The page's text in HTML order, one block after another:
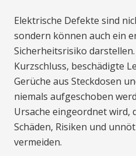
Elektrische Defekte sind
sondern können auch ein
Sicherheitsrisiko
Kurzschluss, beschädigte
Gerüche aus Steckdosen
niemals aufgeschoben
Ursache eingeordnet wird,
Schäden, Risiken und
vermeiden.